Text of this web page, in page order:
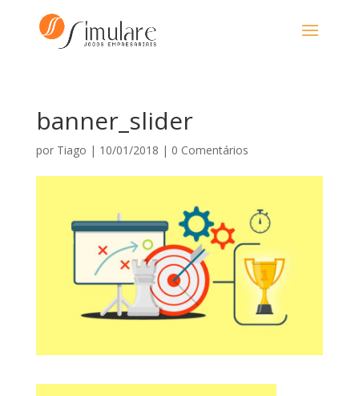
banner_slider
por Tiago | 10/01/2018 | 0 Comentários